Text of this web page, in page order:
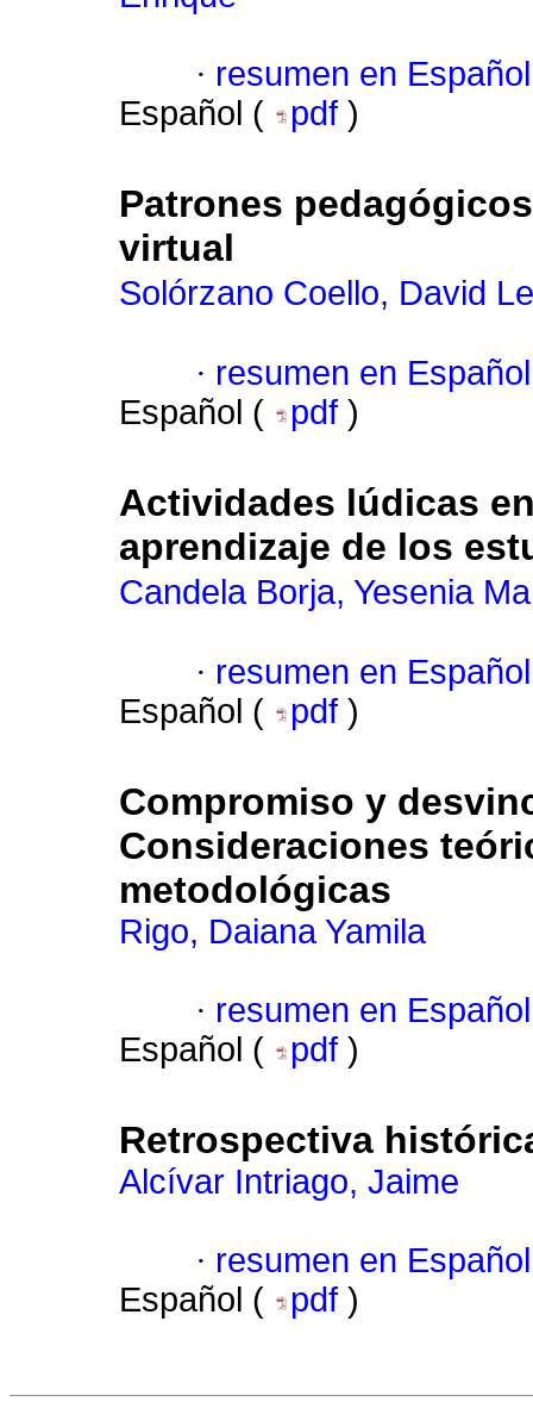
· resumen en Español
Español (
pdf )
Patrones
virtual
Solórzano Coello, David
· resumen en Español
Español (
pdf )
Actividades lúdicas
aprendizaje de los
Candela Borja, Yesenia
· resumen en Español
Español (
pdf )
Compromiso y
Consideraciones
metodológicas
Rigo, Daiana Yamila
· resumen en Español
Español (
pdf )
Retrospectiva
Alcívar Intriago, Jaime
· resumen en Español
Español (
pdf )